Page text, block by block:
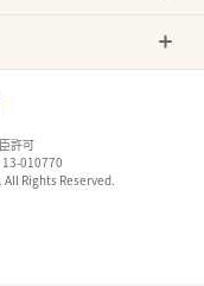
許可
13-010770
All Rights Reserved.